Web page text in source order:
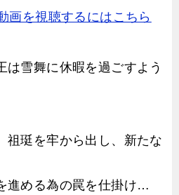
画を視聴するにはこちら
は雪舞に休暇を過ごすよう
祖珽を牢から出し、新たな
進める為の罠を仕掛け…